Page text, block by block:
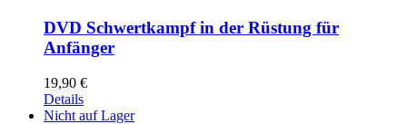
DVD Schwertkampf in der Rüstung für
Anfänger
19,90 €
Details
Nicht auf Lager